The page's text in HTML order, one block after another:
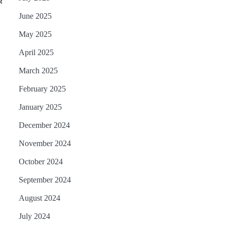
June 2025
May 2025
April 2025
March 2025
February 2025
January 2025
December 2024
November 2024
October 2024
September 2024
August 2024
July 2024